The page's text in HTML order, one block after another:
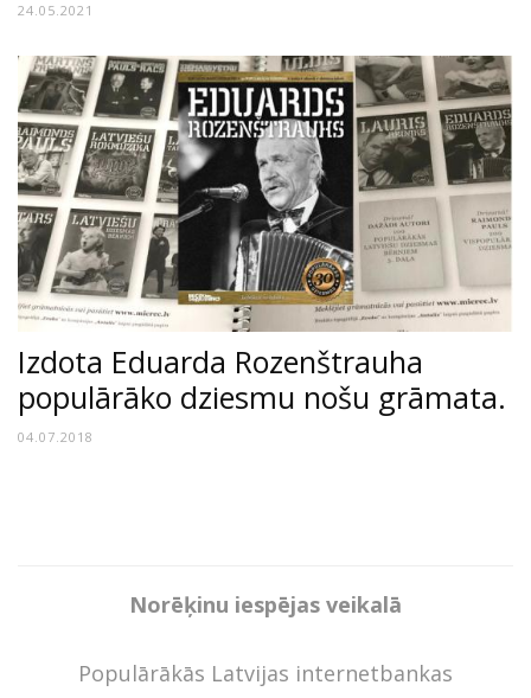
24.05.2021
Izdota Eduarda Rozenštrauha
populārāko dziesmu nošu grāmata.
04.07.2018
Norēķinu iespējas veikalā
Populārākās Latvijas internetbankas